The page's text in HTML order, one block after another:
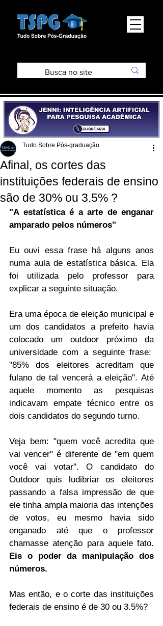
Afinal, os cortes das
instituições federais de ensino
são de 30% ou 3.5% ?
Tudo Sobre Pós-graduação
"A estatística é a arte de enganar
amparado pelos números"
Eu ouvi essa frase há alguns anos
numa aula de estatística básica. Ela
foi utilizada pelo professor para
explicar a seguinte situação.
Era uma época de eleição municipal e
um dos candidatos a prefeito havia
colocado um outdoor próximo da
universidade com a seguinte frase:
"85% dos eleitores acreditam que
fulano de tal vencerá a eleição". Até
aquele momento as pesquisas
indicavam empate técnico entre os
dois candidatos do segundo turno.
Veja bem: "quem você acredita que
vai vencer" é diferente de "em quem
você vai votar". O candidato do
Outdoor quis ludibriar os eleitores
passando a falsa impressão de que
ele tinha ampla maioria das intenções
de votos, eu mesmo havia sido
enganado até que o professor
Eis o poder da manipulação dos
números.
Mas então, e o corte das instituições
federais de ensino é de 30 ou 3.5%?